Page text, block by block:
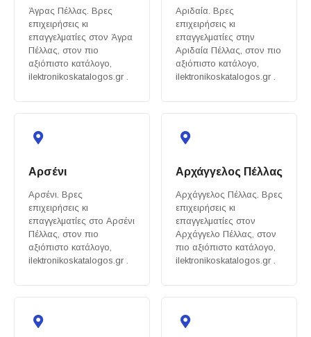
Άγρας Πέλλας. Βρες
επιχειρήσεις κι
επαγγελματίες στον Άγρα
Πέλλας, στον πιο
αξιόπιστο κατάλογο,
ilektronikoskatalogos.gr .
Αριδαία. Βρες
επιχειρήσεις κι
επαγγελματίες στην
Αριδαία Πέλλας, στον πιο
αξιόπιστο κατάλογο,
ilektronikoskatalogos.gr .
Αρσένι
Αρσένι. Βρες
επιχειρήσεις κι
επαγγελματίες στο Αρσένι
Πέλλας, στον πιο
αξιόπιστο κατάλογο,
ilektronikoskatalogos.gr .
Αρχάγγελος Πέλλας
Αρχάγγελος Πέλλας. Βρες
επιχειρήσεις κι
επαγγελματίες στον
Αρχάγγελο Πέλλας, στον
πιο αξιόπιστο κατάλογο,
ilektronikoskatalogos.gr .